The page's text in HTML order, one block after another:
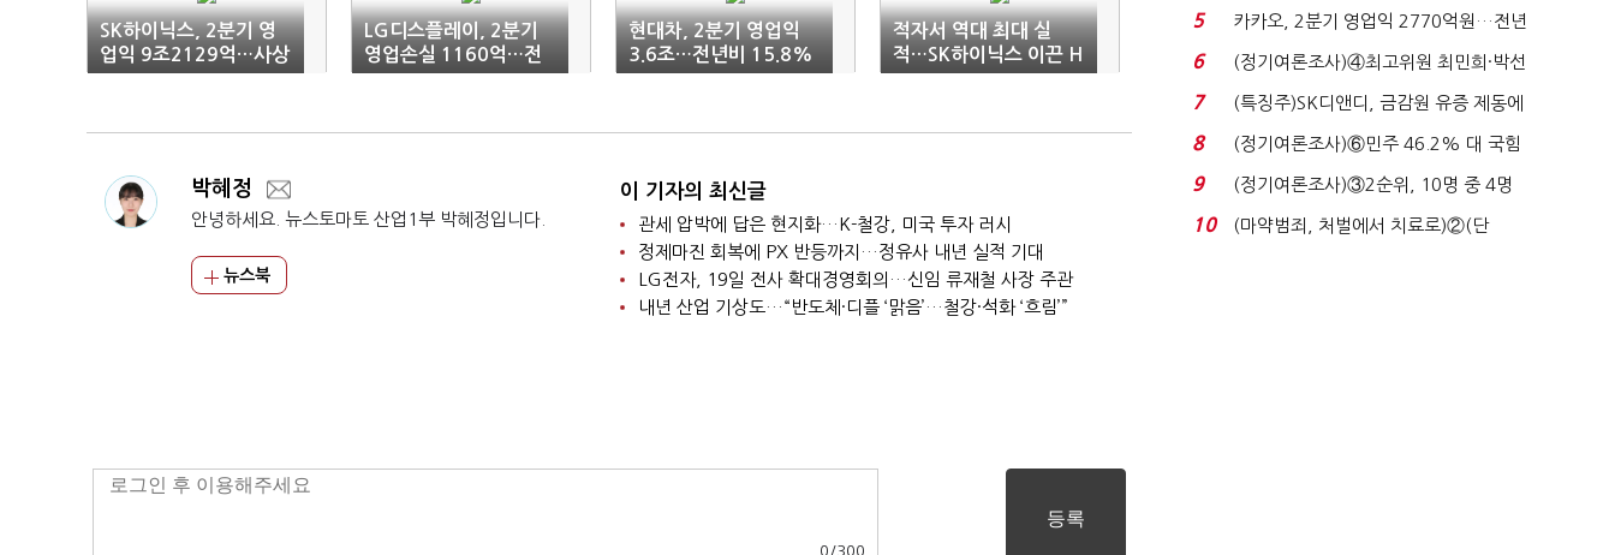
SK하이닉스, 2분기 영
업익 9조2129억…사상
최대 분기 실적
LG디스플레이, 2분기
영업손실 1160억…전
년비 적자 폭 커져
현대차, 2분기 영업익
3.6조…전년비 15.8%
↓
적자서 역대 최대 실
적…SK하이닉스 이끈 H
BM 파워
박혜정
안녕하세요. 뉴스토마토 산업1부 박혜정입니다.
뉴스북
이 기자의 최신글
관세 압박에 답은 현지화…K-철강, 미국 투자 러시
정제마진 회복에 PX 반등까지…정유사 내년 실적 기대
LG전자, 19일 전사 확대경영회의…신임 류재철 사장 주관
내년 산업 기상도…“반도체·디플 ‘맑음’…철강·석화 ‘흐림’”
0 /300
7%…일주일 만에 ...
5
카카오, 2분기 영업익 2770억원…전년
비 36% 증가...
6
(정기여론조사)④최고위원 최민희·박선
원 '양강'…서미...
7
(특징주)SK디앤디, 금감원 유증 제동에
장 초반 상한가...
8
(정기여론조사)⑥민주 46.2% 대 국힘
31.0%…오차범위 밖 ...
9
(정기여론조사)③2순위, 10명 중 4명
'송영길'…정청래 '한 ...
10
(마약범죄, 처벌에서 치료로)②(단